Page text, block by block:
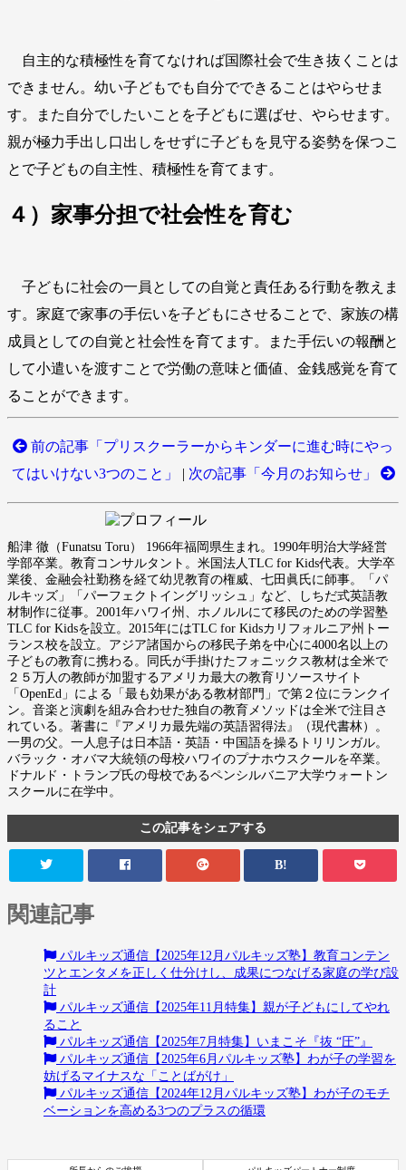
自主的な積極性を育てなければ国際社会で生き抜くことは
できません。幼い子どもでも自分でできることはやらせま
す。また自分でしたいことを子どもに選ばせ、やらせます。
親が極力手出し口出しをせずに子どもを見守る姿勢を保つこ
とで子どもの自主性、積極性を育てます。
４）家事分担で社会性を育む
子どもに社会の一員としての自覚と責任ある行動を教えま
す。家庭で家事の手伝いを子どもにさせることで、家族の構
成員としての自覚と社会性を育てます。また手伝いの報酬と
して小遣いを渡すことで労働の意味と価値、金銭感覚を育て
ることができます。
前の記事「プリスクーラーからキンダーに進む時にやっ
てはいけない3つのこと」
| 次の記事「今月のお知らせ」
船津 徹（Funatsu Toru） 1966年福岡県生まれ。1990年明治大学経営
学部卒業。教育コンサルタント。米国法人TLC for Kids代表。大学卒
業後、金融会社勤務を経て幼児教育の権威、七田眞氏に師事。「パ
ルキッズ」「パーフェクトイングリッシュ」など、しちだ式英語教
材制作に従事。2001年ハワイ州、ホノルルにて移民のための学習塾
TLC for Kidsを設立。2015年にはTLC for Kidsカリフォルニア州トー
ランス校を設立。アジア諸国からの移民子弟を中心に4000名以上の
子どもの教育に携わる。同氏が手掛けたフォニックス教材は全米で
２５万人の教師が加盟するアメリカ最大の教育リソースサイト
「OpenEd」による「最も効果がある教材部門」で第２位にランクイ
ン。音楽と演劇を組み合わせた独自の教育メソッドは全米で注目さ
れている。著書に『アメリカ最先端の英語習得法』（現代書林）。
一男の父。一人息子は日本語・英語・中国語を操るトリリンガル。
バラック・オバマ大統領の母校ハワイのプナホウスクールを卒業。
ドナルド・トランプ氏の母校であるペンシルバニア大学ウォートン
スクールに在学中。
この記事をシェアする
B!
関連記事
パルキッズ通信【2025年12月パルキッズ塾】教育コンテン
ツとエンタメを正しく仕分けし、成果につなげる家庭の学び設
計
パルキッズ通信【2025年11月特集】親が子どもにしてやれ
ること
パルキッズ通信【2025年7月特集】いまこそ『抜 “圧”』
パルキッズ通信【2025年6月パルキッズ塾】わが子の学習を
妨げるマイナスな「ことばがけ」
パルキッズ通信【2024年12月パルキッズ塾】わが子のモチ
ベーションを高める3つのプラスの循環